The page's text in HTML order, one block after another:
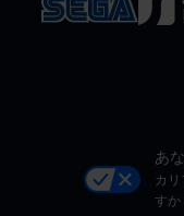
あ
カ
すか